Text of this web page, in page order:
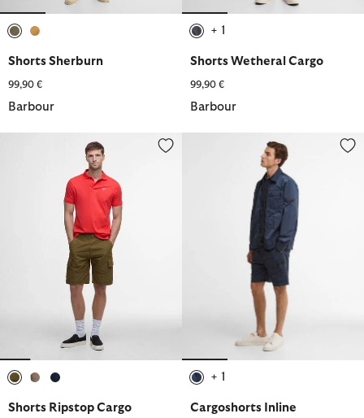
Shorts Sherburn
99,90 €
Barbour
+ 1
Shorts Wetheral Cargo
99,90 €
Barbour
Shorts Ripstop Cargo
Shorts Ripstop Cargo
Cargoshorts Inline
+ 1
Cargoshorts Inline